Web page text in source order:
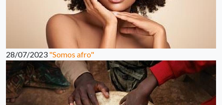
28/07/2023 "Somos afro"